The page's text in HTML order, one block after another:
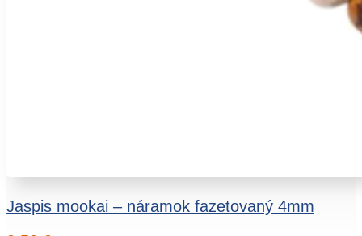
Jaspis mookai – náramok fazetovaný 4mm